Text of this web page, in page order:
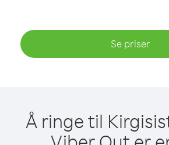
Se priser
Å ringe til